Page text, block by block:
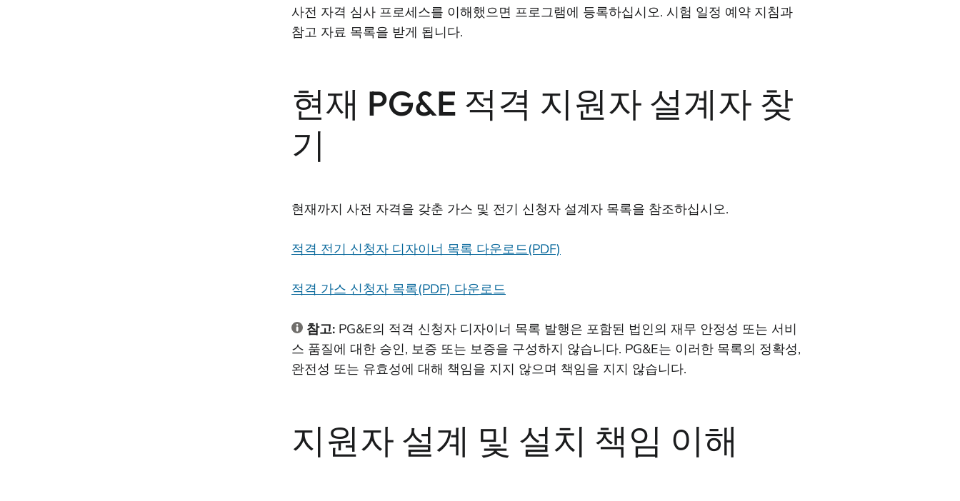
사전 자격 심사 프로세스를 이해했으면 프로그램에 등록하십시오. 시험 일정 예약 지침과
참고 자료 목록을 받게 됩니다.
현재 PG&E 적격 지원자 설계자 찾
기
현재까지 사전 자격을 갖춘 가스 및 전기 신청자 설계자 목록을 참조하십시오.
적격 전기 신청자 디자이너 목록 다운로드(PDF)
적격 가스 신청자 목록(PDF) 다운로드
참고: PG&E의 적격 신청자 디자이너 목록 발행은 포함된 법인의 재무 안정성 또는 서비
스 품질에 대한 승인, 보증 또는 보증을 구성하지 않습니다. PG&E는 이러한 목록의 정확성,
완전성 또는 유효성에 대해 책임을 지지 않으며 책임을 지지 않습니다.
지원자 설계 및 설치 책임 이해